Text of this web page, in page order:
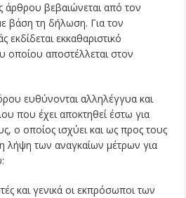
βεβαιώνεται από τον
βάση τη δήλωση. Για τον
εκκαθαριστικό
οποίου αποστέλλεται στον
ευθύνονται αλληλέγγυα και
που έχει αποκτηθεί έστω για
ο οποίος ισχύει και ως προς τους
λήψη των αναγκαίων μέτρων για
και γενικά οι εκπρόσωποι των